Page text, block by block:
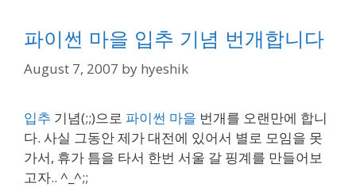
파이썬 마을 입추 기념 번개합니다
August 7, 2007 by hyeshik
입추 기념(;;)으로 파이썬 마을 번개를 오랜만에 합니
다. 사실 그동안 제가 대전에 있어서 별로 모임을 못
가서, 휴가 틈을 타서 한번 서울 갈 핑계를 만들어보
고자.. ^_^;;